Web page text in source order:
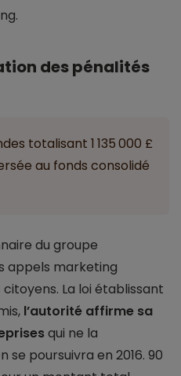
des pénalités
totalisant 1 135 000 £
au fonds consolidé
du groupe
appels marketing
La loi établissant
l’autorité affirme sa
qui ne la
poursuivra en 2016. 90